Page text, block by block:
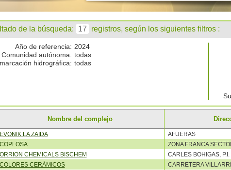
de la búsqueda: 17 registros, según los siguientes filtros :
Año de referencia: 2024
Comunidad autónoma: todas
hidrográfica: todas
Nombre del complejo
EVONIK LA ZAIDA AFUERAS
COPLOSA ZONA FRANCA
ORRION CHEMICALS BISCHEM CARLES BOHIGAS,
COLORES CERÁMICOS CARRETERA